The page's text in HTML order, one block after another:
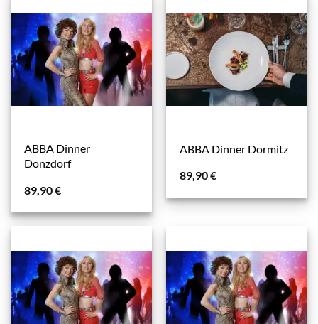
ABBA Dinner
Donzdorf
89,90€
ABBA Dinner Dormitz
89,90€